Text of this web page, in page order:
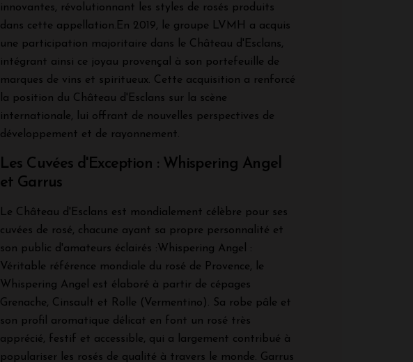
innovantes, révolutionnant les styles de rosés produits
dans cette appellation.En 2019, le groupe LVMH a acquis
une participation majoritaire dans le Château d'Esclans,
intégrant ainsi ce joyau provençal à son portefeuille de
marques de vins et spiritueux. Cette acquisition a renforcé
la position du Château d'Esclans sur la scène
internationale, lui offrant de nouvelles perspectives de
développement et de rayonnement.
Les Cuvées d'Exception : Whispering Angel
et Garrus
Le Château d'Esclans est mondialement célèbre pour ses
cuvées de rosé, chacune ayant sa propre personnalité et
son public d'amateurs éclairés :Whispering Angel :
Véritable référence mondiale du rosé de Provence, le
Whispering Angel est élaboré à partir de cépages
Grenache, Cinsault et Rolle (Vermentino). Sa robe pâle et
son profil aromatique délicat en font un rosé très
apprécié, festif et accessible, qui a largement contribué à
populariser les rosés de qualité à travers le monde. Garrus